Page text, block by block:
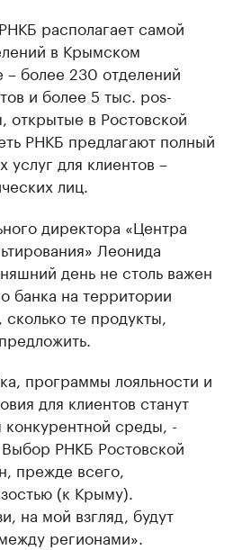
располагает самой
в Крымском
более 230 отделений
и более 5 тыс. pos-
в Ростовской
РНКБ предлагают полный
услуг для клиентов –
лиц.
директора «Центра
Леонида
день не столь важен
банка на территории
те продукты,
программы лояльности и
для клиентов станут
среды, -
РНКБ Ростовской
прежде всего,
(к Крыму).
на мой взгляд, будут
регионами».